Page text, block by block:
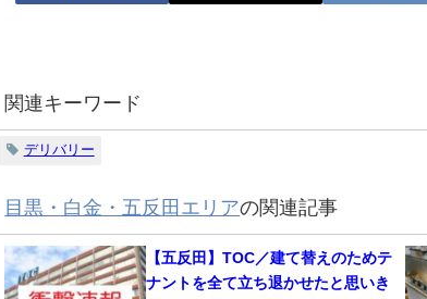
関連キーワード
デリバリー
目黒・白金・五反田エリアの関連記事
【五反田】TOC／建て替えのためテ
ナントを全て立ち退かせたと思いき